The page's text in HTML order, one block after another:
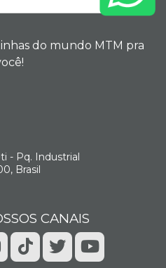
do mundo MTM pra
- Pq. Industrial
Brasil
CANAIS